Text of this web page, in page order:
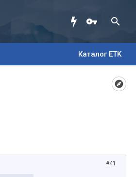
Каталог ETK
#41